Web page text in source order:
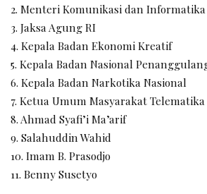
2. Menteri Komunikasi dan
3. Jaksa Agung RI
4. Kepala Badan Ekonomi Kreatif
5. Kepala Badan Nasional
6. Kepala Badan Narkotika Nasional
7. Ketua Umum Masyarakat
8. Ahmad Syafi’i Ma’arif
9. Salahuddin Wahid
10. Imam B. Prasodjo
11. Benny Susetyo